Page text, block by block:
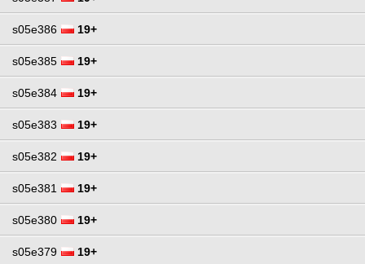
s05e386 19+
s05e385 19+
s05e384 19+
s05e383 19+
s05e382 19+
s05e381 19+
s05e380 19+
s05e379 19+